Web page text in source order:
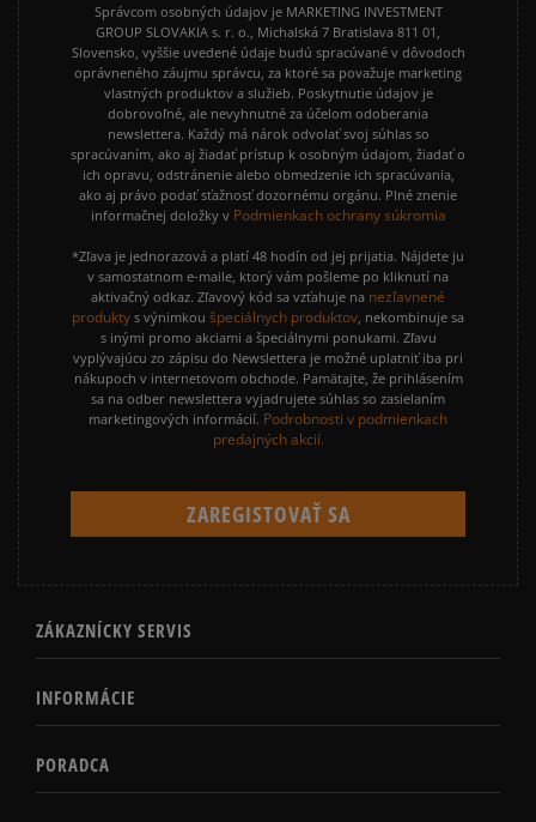
Správcom osobných údajov je MARKETING INVESTMENT
GROUP SLOVAKIA s. r. o., Michalská 7 Bratislava 811 01,
Slovensko, vyššie uvedené údaje budú spracúvané v dôvodoch
oprávneného záujmu správcu, za ktoré sa považuje marketing
vlastných produktov a služieb. Poskytnutie údajov je
dobrovoľné, ale nevyhnutné za účelom odoberania
newslettera. Každý má nárok odvolať svoj súhlas so
spracúvaním, ako aj žiadať prístup k osobným údajom, žiadať o
ich opravu, odstránenie alebo obmedzenie ich spracúvania,
ako aj právo podať sťažnosť dozornému orgánu. Plné znenie
informačnej doložky v Podmienkach ochrany súkromia
*Zľava je jednorazová a platí 48 hodín od jej prijatia. Nájdete ju
v samostatnom e-maile, ktorý vám pošleme po kliknutí na
aktivačný odkaz. Zľavový kód sa vzťahuje na nezľavnené
produkty s výnimkou špeciálnych produktov , nekombinuje sa
s inými promo akciami a špeciálnymi ponukami. Zľavu
vyplývajúcu zo zápisu do Newslettera je možné uplatniť iba pri
nákupoch v internetovom obchode. Pamätajte, že prihlásením
sa na odber newslettera vyjadrujete súhlas so zasielaním
marketingových informácií. Podrobnosti v podmienkach
predajných akcií.
ZÁKAZNÍCKY SERVIS
INFORMÁCIE
PORADCA